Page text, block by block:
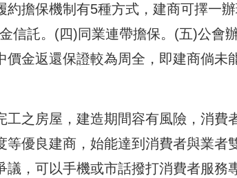
擔保機制有5種方式，建商可擇一辦
信託。(四)同業連帶擔保。(五)公會
價金返還保證較為周全，即建商倘未
工之房屋，建造期間容有風險，消費
等優良建商，始能達到消費者與業者
議，可以手機或市話撥打消費者服務